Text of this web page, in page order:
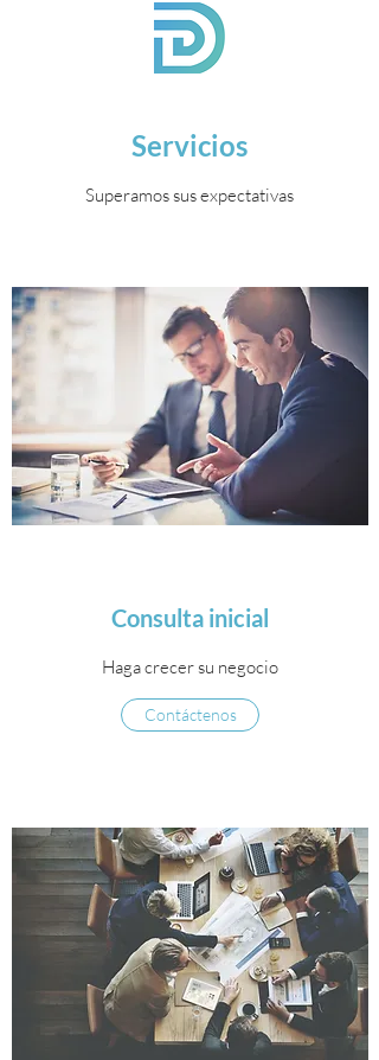
Superamos sus expectativas
Consulta inicial
Haga crecer su negocio
Contáctenos
Servicios